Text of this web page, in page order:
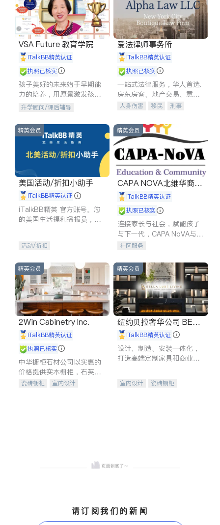
VSA Future 教育学院
iTalkBB精英认证
执照已核实
孩子美好的未来始于早期能
力的培养，用愿景激发孩子
的学习潜力和动力。理念：
拥有成长型心态是成功的基
石。
升学顾问/课后辅导
爱法律师事务所
iTalkBB精英认证
执照已核实
一站式法律服务，华人首选.
房东房客、地产交易、意外
伤害、车祸重伤、商业诉
建筑合同、刑事案件全包办
人身伤害 移民
刑事
信托/遗嘱
商业
索赔
律师-其它 保释
精英会员
美国活动/折扣小助手
iTalkBB精英认证
iTalkBB精英 官方账号。您
的美国生活福利播报员，精
专属福利。
活动/折扣
精英会员
CAPA NOVA北维华裔家
长会iTalkBB精英认证
执照已核实
连接家长与社会，赋能孩子
与下一代，CAPA NoVA与您
携手建设包容、公平、充满
社区服务
精英会员
2Win Cabinetry Inc.
iTalkBB精英认证
执照已核实
中华橱柜石材公司以实惠的
价格提供实木橱柜，石英石
台面，多种优质不锈钢水
瓷砖橱柜
室内设计
精英会员
纽约贝拉奢华公司 BELL
A LUXE
iTalkBB精英认证
设计、制造、安装一体化，
打造高端定制家具和商业空
室内设计
瓷砖橱柜
请订阅我们的新闻